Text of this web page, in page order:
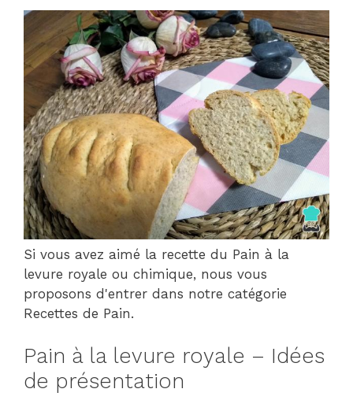
Si vous avez aimé la recette du Pain à la
levure royale ou chimique, nous vous
proposons d'entrer dans notre catégorie
Recettes de Pain.
Pain à la levure royale – Idées
de présentation